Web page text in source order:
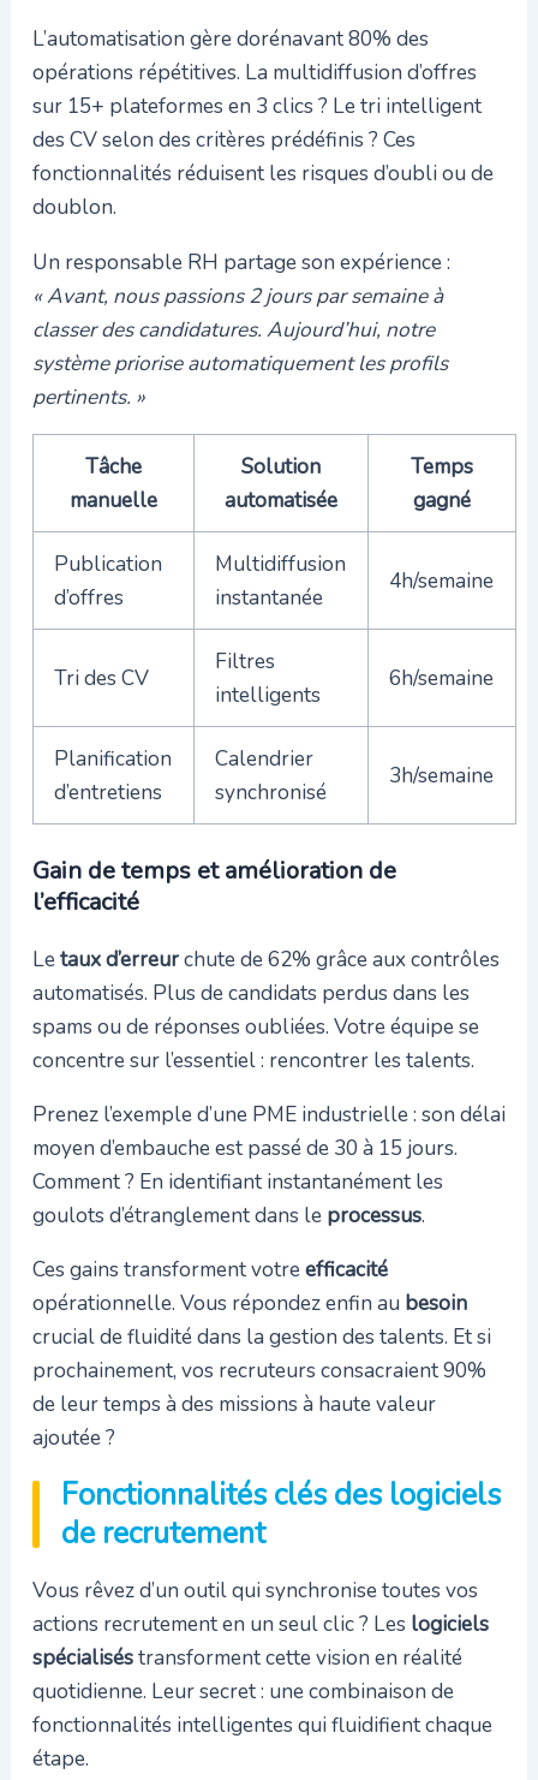
L’automatisation gère dorénavant 80% des
opérations répétitives. La multidiffusion d’offres
sur 15+ plateformes en 3 clics ? Le tri intelligent
des CV selon des critères prédéfinis ? Ces
fonctionnalités réduisent les risques d’oubli ou de
doublon.
Un responsable RH partage son expérience :
« Avant, nous passions 2 jours par semaine à
classer des candidatures. Aujourd’hui, notre
système priorise automatiquement les profils
pertinents. »
Tâche
manuelle
Solution
automatisée
Temps
gagné
Publication
d’offres
Multidiffusion
instantanée
4h/semaine
Tri des CV
Filtres
intelligents
6h/semaine
Planification
d’entretiens
Calendrier
synchronisé
3h/semaine
Gain de temps et amélioration de
l’efficacité
Letaux d’erreurchute de 62% grâce aux contrôles
automatisés. Plus de candidats perdus dans les
spams ou de réponses oubliées. Votre équipe se
concentre sur l’essentiel : rencontrer les talents.
Prenez l’exemple d’une PME industrielle : son délai
moyen d’embauche est passé de 30 à 15 jours.
Comment ? En identifiant instantanément les
goulots d’étranglement dans le processus.
Ces gains transforment votreefficacité
opérationnelle. Vous répondez enfin au besoin
crucial de fluidité dans la gestion des talents. Et si
prochainement, vos recruteurs consacraient 90%
de leur temps à des missions à haute valeur
ajoutée ?
Fonctionnalités clés des logiciels
de recrutement
Vous rêvez d’un outil qui synchronise toutes vos
actions recrutement en un seul clic ? Les logiciels
spécialiséstransforment cette vision en réalité
quotidienne. Leur secret : une combinaison de
fonctionnalités intelligentes qui fluidifient chaque
étape.